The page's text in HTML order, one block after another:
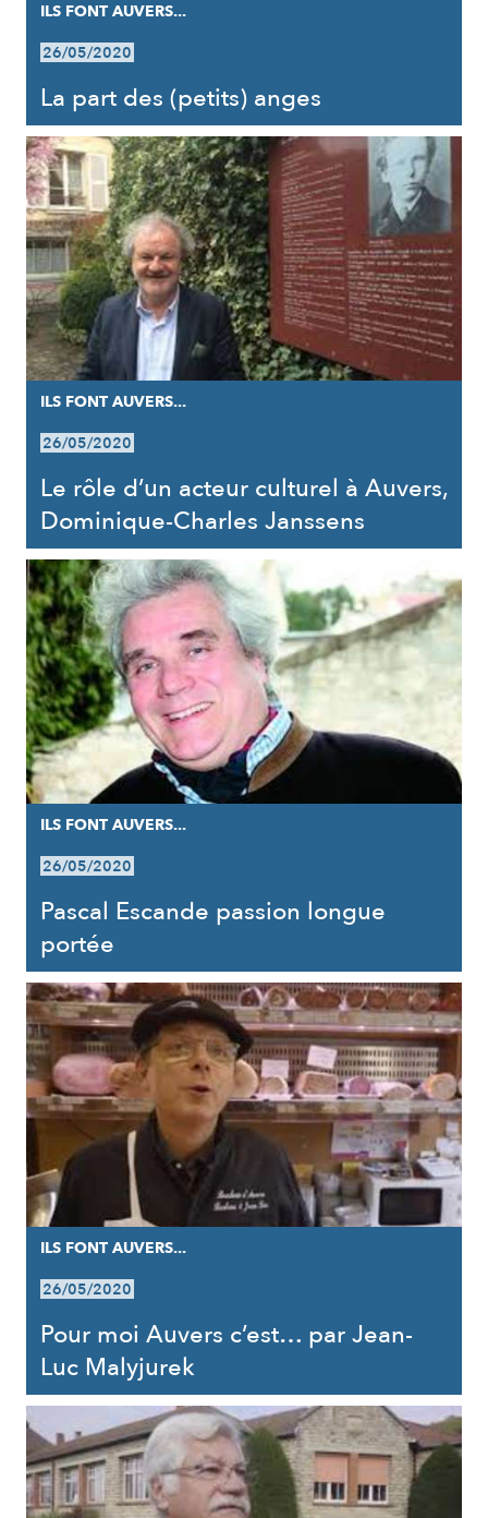
ILS FONT AUVERS...
26/05/2020
La part des (petits) anges
ILS FONT AUVERS...
26/05/2020
Le rôle d’un acteur culturel à Auvers,
Dominique-Charles Janssens
ILS FONT AUVERS...
26/05/2020
Pascal Escande passion longue
portée
ILS FONT AUVERS...
26/05/2020
Pour moi Auvers c’est… par Jean-
Luc Malyjurek